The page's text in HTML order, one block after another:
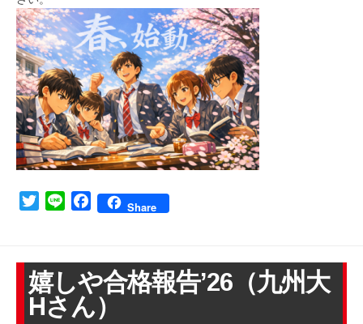
TwitterLine FacebookShare
嬉しや合格報告’26（九州大
Hさん）